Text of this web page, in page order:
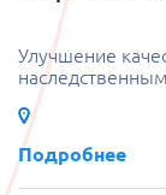
Улучшение
Подробнее